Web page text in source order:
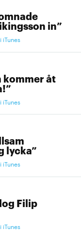
in”
iTunes
kommer åt
iTunes
lycka”
iTunes
Filip
iTunes